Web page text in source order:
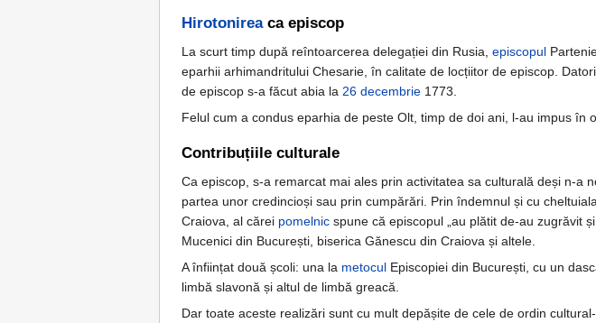
Hirotonireaca episcop
La scurt timp după reîntoarcerea delegației din Rusia, episcopul
eparhii arhimandritului Chesarie, în calitate de locțiitor de episcop.
de episcop s-a făcut abia la 26 decembrie 1773.
Felul cum a condus eparhia de peste Olt, timp de doi ani, l-au impus
Contribuțiile culturale
Ca episcop, s-a remarcat mai ales prin activitatea sa culturală deși n-a
partea unor credincioși sau prin cumpărări. Prin îndemnul și cu
Craiova, al cărei pomelnic spune că episcopul „au plătit de-au zugrăvit
Mucenici din București, biserica Gănescu din Craiova și altele.
A înființat două școli: una la metocul Episcopiei din București, cu un
limbă slavonă și altul de limbă greacă.
Dar toate aceste realizări sunt cu mult depășite de cele de ordin